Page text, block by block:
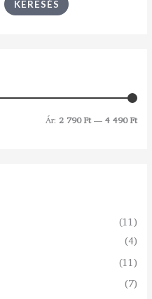
KERESÉS
Ár: 2 790 Ft— 4 490 Ft
(11)
(4)
(11)
(7)